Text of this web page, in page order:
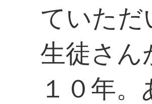
ていただ
生徒さん
１０年